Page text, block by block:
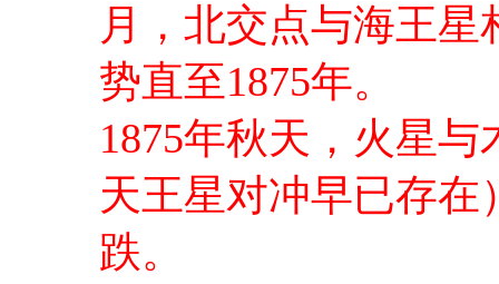
月，北交点与海王
势直至1875年。
1875年秋天，火星
天王星对冲早已存
跌。